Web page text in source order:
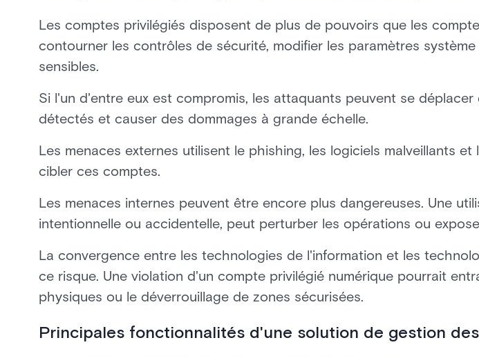
Les comptes privilégiés disposent de plus de pouvoirs que les
contourner les contrôles de sécurité, modifier les paramètres
sensibles.
Si l'un d'entre eux est compromis, les attaquants peuvent se
détectés et causer des dommages à grande échelle.
Les menaces externes utilisent le phishing, les logiciels malveillants
cibler ces comptes.
Les menaces internes peuvent être encore plus dangereuses. Une
intentionnelle ou accidentelle, peut perturber les opérations ou
La convergence entre les technologies de l'information et les
ce risque. Une violation d'un compte privilégié numérique pourrait
physiques ou le déverrouillage de zones sécurisées.
Principales fonctionnalités d'une solution de gestion